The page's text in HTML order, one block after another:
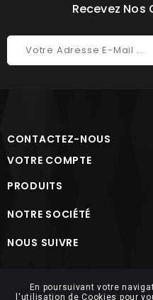
Recevez Nos
CONTACTEZ-NOUS
VOTRE COMPTE
PRODUITS
NOTRE SOCIÉTÉ
NOUS SUIVRE
En poursuivant votre
l'utilisation de Cookies pour